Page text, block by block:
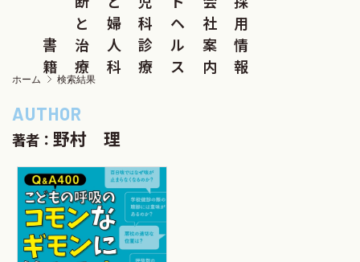
書
籍
と
治
療
婦
人
科
科
診
療
ヘ
ル
ス
社
案
内
用
情
報
ホーム 検索結果
著者： 野村 理